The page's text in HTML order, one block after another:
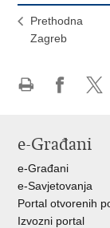
Prethodna
Zagreb
Facebooku
X-
e-Građani
e-Građani
e-Savjetovanja
Portal otvorenih
Izvozni portal